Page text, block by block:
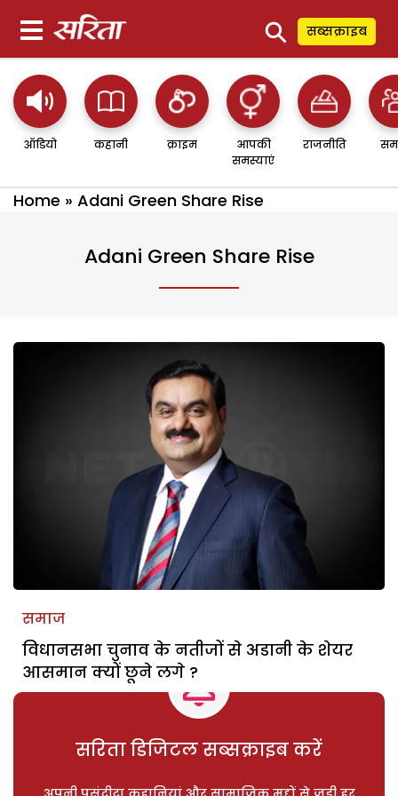
⚲ सब्सक्राइब
ऑडियो कहानी क्राइम
आपकी
समस्याएं
राजनीति
Home » Adani Green Share Rise
Adani Green Share Rise
समाज
विधानसभा चुनाव के नतीजों से अडानी के शेयर
आसमान क्यों छूने लगे ?
सरिता डिजिटल सब्सक्राइब करें